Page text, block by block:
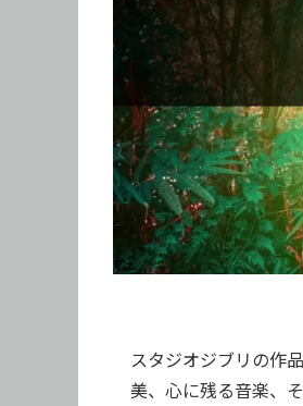
スタジオジブリの作
美、心に残る音楽、